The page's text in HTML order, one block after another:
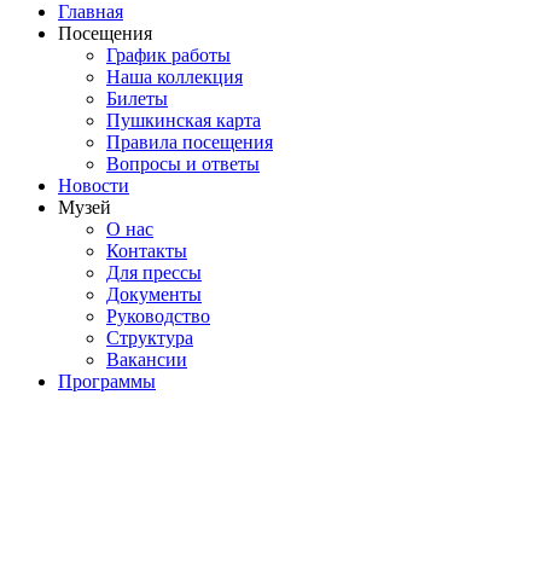
Главная
Посещения
График работы
Наша коллекция
Билеты
Пушкинская карта
Правила посещения
Вопросы и ответы
Новости
Музей
О нас
Контакты
Для прессы
Документы
Руководство
Структура
Вакансии
Программы